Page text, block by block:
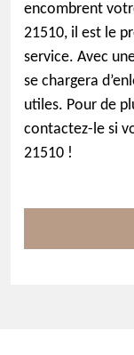
encombrent
21510, il est le
service. Avec
se chargera
utiles. Pour de
contactez-le si
21510 !